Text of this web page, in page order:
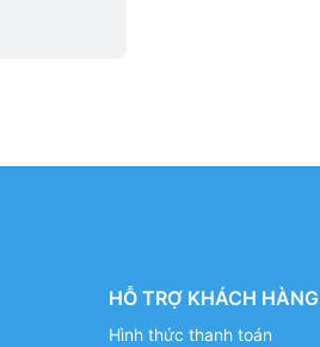
HỖ TRỢ KHÁCH HÀNG
Hình thức thanh toán